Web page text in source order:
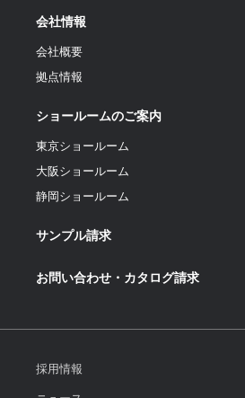
会社情報
会社概要
拠点情報
ショールームのご案内
東京ショールーム
大阪ショールーム
静岡ショールーム
サンプル請求
お問い合わせ・カタログ請求
採用情報